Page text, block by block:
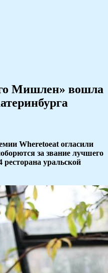
Мишлен» вошла
Wheretoeat огласили
за звание лучшего
ресторана уральской